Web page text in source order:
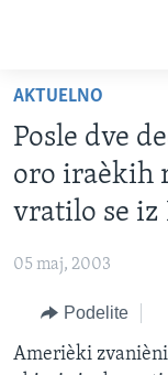
glavni
sadržaj
na
glavnu
Idi
pretragu
NASLOVNA
AMERIKA
GLOBALNE TEME
EKONOMIJA
NAUKA I
TV PROGRAM
IZ AMERIKE
Learning English
PRATITE NAS
AKTUELNO
Posle dve
oro iraèkih
vratilo se
05 maj, 2003
Podelite
Amerièki